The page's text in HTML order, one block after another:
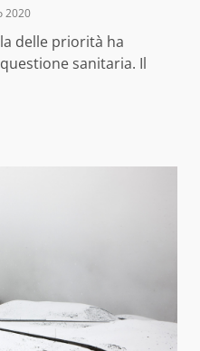
2020
delle priorità ha
sanitaria. Il